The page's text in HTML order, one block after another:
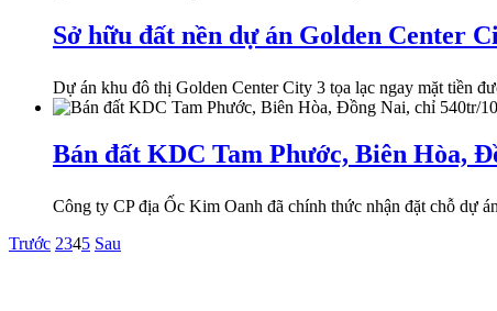
Sở hữu đất nền dự án Golden Center
Dự án khu đô thị Golden Center City 3 tọa lạc ngay mặt tiền
​Bán đất KDC Tam Phước, Biên Hòa,
Công ty CP địa Ốc Kim Oanh đã chính thức nhận đặt chỗ dự
Trước 2345 Sau